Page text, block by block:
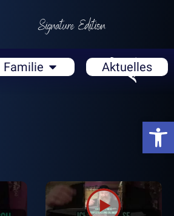
Familie Aktuelles